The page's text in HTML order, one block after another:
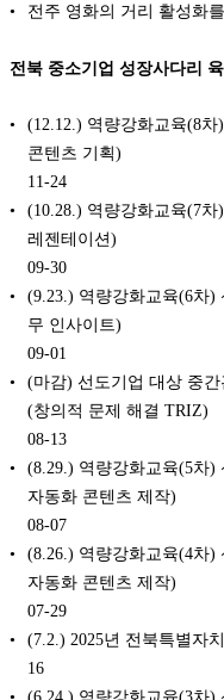
전주 영화의 거리 활성화
전북 중소기업 성장사다리
(12.12.) 역량강화교육(8
콘텐츠 기획)
11-24
(10.28.) 역량강화교육(7
레젠테이션)
09-30
(9.23.) 역량강화교육(6차)
무 인사이트)
09-01
(마감) 선도기업 대상 중
(창의적 문제 해결 TRIZ)
08-13
(8.29.) 역량강화교육(5차)
자동화 콘텐츠 제작)
08-07
(8.26.) 역량강화교육(4차)
자동화 콘텐츠 제작)
07-29
(7.2.) 2025년 전북특별자
16